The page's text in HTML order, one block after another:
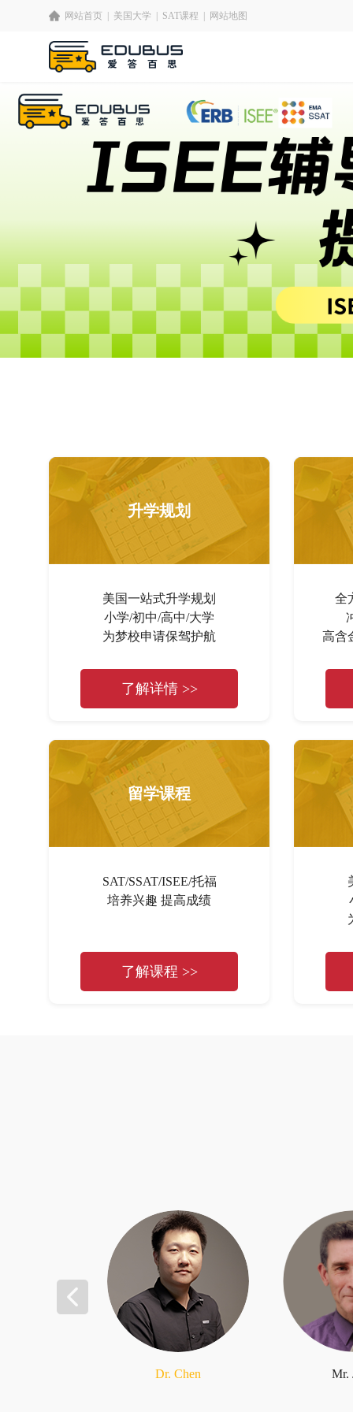
网站首页 美国大学 SAT课程 网站地图
升学规划
美国一站式升学规划
小学/初中/高中/大学
为梦校申请保驾护航
了解详情 >>
全
高含
留学课程
SAT/SSAT/ISEE/托福
培养兴趣 提高成绩
了解课程 >>
Dr. Chen Mr.